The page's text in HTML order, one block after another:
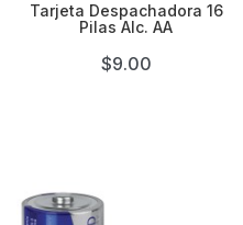
Tarjeta Despachadora 16
Pilas Alc. AA
$9.00